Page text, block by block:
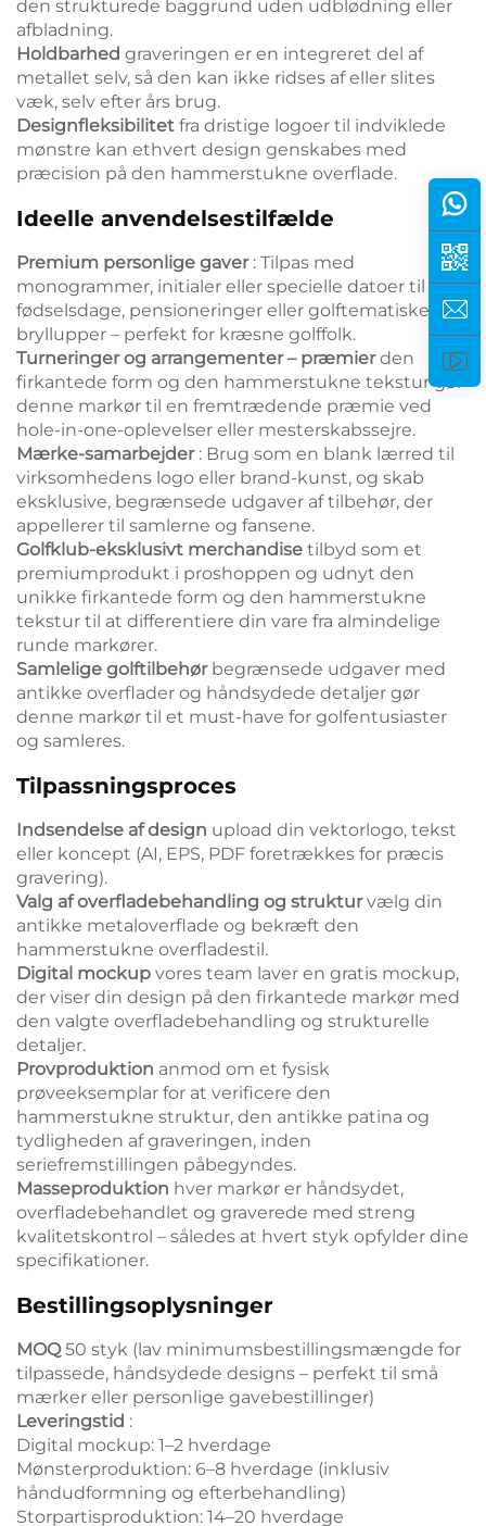
den strukturede baggrund uden udblødning eller
afbladning.
Holdbarhed graveringen er en integreret del af
metallet selv, så den kan ikke ridses af eller slites
væk, selv efter års brug.
Designfleksibilitet fra dristige logoer til indviklede
mønstre kan ethvert design genskabes med
præcision på den hammerstukne overflade.
Ideelle anvendelsestilfælde
Premium personlige gaver : Tilpas med
monogrammer, initialer eller specielle datoer til
fødselsdage, pensioneringer eller golftematiske
bryllupper – perfekt for kræsne golffolk.
Turneringer og arrangementer – præmierden
firkantede form og den hammerstukne tekstur gør
denne markør til en fremtrædende præmie ved
hole-in-one-oplevelser eller mesterskabssejre.
Mærke-samarbejder : Brug som en blank lærred til
virksomhedens logo eller brand-kunst, og skab
eksklusive, begrænsede udgaver af tilbehør, der
appellerer til samlerne og fansene.
Golfklub-eksklusivt merchandise tilbyd som et
premiumprodukt i proshoppen og udnyt den
unikke firkantede form og den hammerstukne
tekstur til at differentiere din vare fra almindelige
runde markører.
Samlelige golftilbehør begrænsede udgaver med
antikke overflader og håndsydede detaljer gør
denne markør til et must-have for golfentusiaster
og samleres.
Tilpassningsproces
Indsendelse af design upload din vektorlogo, tekst
eller koncept (AI, EPS, PDF foretrækkes for præcis
gravering).
Valg af overfladebehandling og strukturvælg din
antikke metaloverflade og bekræft den
hammerstukne overfladestil.
Digital mockup vores team laver en gratis mockup,
der viser din design på den firkantede markør med
den valgte overfladebehandling og strukturelle
detaljer.
Provproduktion anmod om et fysisk
prøveeksemplar for at verificere den
hammerstukne struktur, den antikke patina og
tydligheden af graveringen, inden
seriefremstillingen påbegyndes.
Masseproduktion hver markør er håndsydet,
overfladebehandlet og graverede med streng
kvalitetskontrol – således at hvert styk opfylder dine
specifikationer.
Bestillingsoplysninger
MOQ50 styk (lav minimumsbestillingsmængde for
tilpassede, håndsydede designs – perfekt til små
mærker eller personlige gavebestillinger)
Leveringstid :
Digital mockup: 1–2 hverdage
Mønsterproduktion: 6–8 hverdage (inklusiv
håndudformning og efterbehandling)
Storpartisproduktion: 14–20 hverdage